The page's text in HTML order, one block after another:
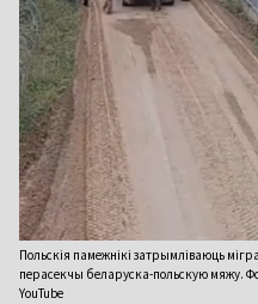
Польскія памежнікі затрымліваюць
перасекчы беларуска-польскую мяжу.
YouTube